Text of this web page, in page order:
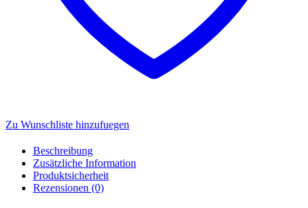
Zu Wunschliste hinzufuegen
Beschreibung
Zusätzliche Information
Produktsicherheit
Rezensionen (0)